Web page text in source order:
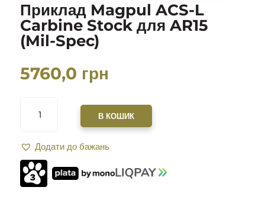
Приклад Magpul ACS-L
Carbine Stock для AR15
(Mil-Spec)
5760,0 грн
MAGPUL
CARBINE
STOCK
ДЛЯ
AR15
В КОШИК
Додати до бажань